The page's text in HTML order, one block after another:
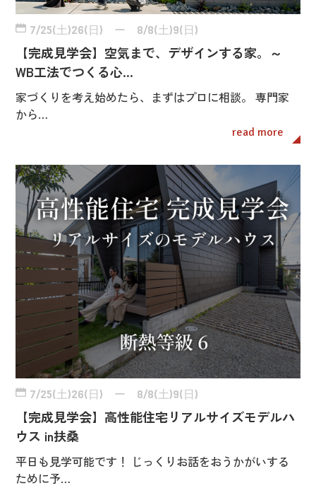
7/25(土)26(日) ー 8/8(土)9(日)
【完成見学会】空気まで、デザインする家。～
WB工法でつくる心…
家づくりを考え始めたら、まずはプロに相談。 専門家
から…
read more
7/25(土)26(日) ー 8/8(土)9(日)
【完成見学会】高性能住宅リアルサイズモデルハ
ウス in扶桑
平日も見学可能です！ じっくりお話をおうかがいする
ために予…